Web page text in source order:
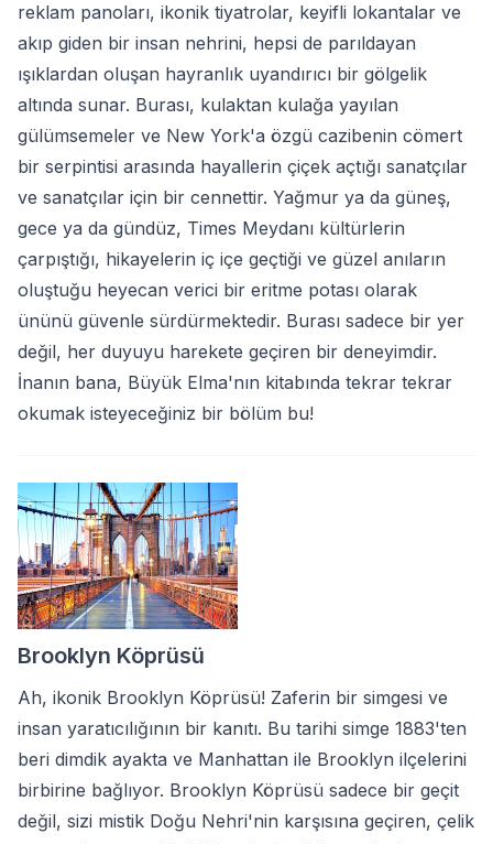
reklam panoları, ikonik tiyatrolar, keyifli lokantalar ve
akıp giden bir insan nehrini, hepsi de parıldayan
ışıklardan oluşan hayranlık uyandırıcı bir gölgelik
altında sunar. Burası, kulaktan kulağa yayılan
gülümsemeler ve New York'a özgü cazibenin cömert
bir serpintisi arasında hayallerin çiçek açtığı sanatçılar
ve sanatçılar için bir cennettir. Yağmur ya da güneş,
gece ya da gündüz, Times Meydanı kültürlerin
çarpıştığı, hikayelerin iç içe geçtiği ve güzel anıların
oluştuğu heyecan verici bir eritme potası olarak
ününü güvenle sürdürmektedir. Burası sadece bir yer
değil, her duyuyu harekete geçiren bir deneyimdir.
İnanın bana, Büyük Elma'nın kitabında tekrar tekrar
okumak isteyeceğiniz bir bölüm bu!
Brooklyn Köprüsü
Ah, ikonik Brooklyn Köprüsü! Zaferin bir simgesi ve
insan yaratıcılığının bir kanıtı. Bu tarihi simge 1883'ten
beri dimdik ayakta ve Manhattan ile Brooklyn ilçelerini
birbirine bağlıyor. Brooklyn Köprüsü sadece bir geçit
değil, sizi mistik Doğu Nehri'nin karşısına geçiren, çelik